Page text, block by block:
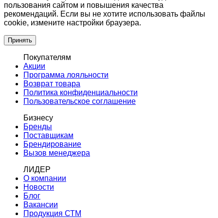
пользования сайтом и повышения качества
рекомендаций. Если вы не хотите использовать файлы
cookie, измените настройки браузера.
Принять
Покупателям
Акции
Программа лояльности
Возврат товара
Политика конфиденциальности
Пользовательское соглашение
Бизнесу
Бренды
Поставщикам
Брендирование
Вызов менеджера
ЛИДЕР
О компании
Новости
Блог
Вакансии
Продукция СТМ